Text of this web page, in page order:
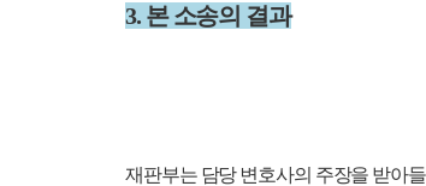
3. 본 소송의 결과
재판부는 담당 변호사의 주장을 받아